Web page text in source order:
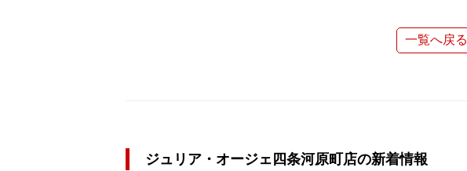
一覧へ戻る
ジュリア・オージェ四条河原町店の新着情報